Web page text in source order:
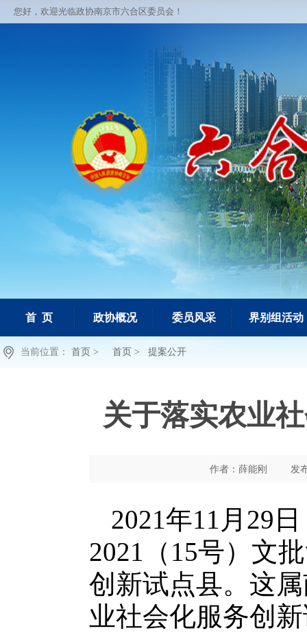
您好，欢迎光临政协南京市六合区委员会！
首 页 政协概况 委员风采 界别组活动
当前位置： 首页 > 首页 > 提案公开
关于落实农业
作者：薛能刚 发
2021年11月29
2021（15号）文
创新试点县。这
业社会化服务创